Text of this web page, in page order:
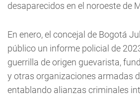
desaparecidos en el noroeste de
En enero, el concejal de Bogotá
público un informe policial de
guerrilla de origen guevarista,
y otras organizaciones armadas
entablando alianzas criminales